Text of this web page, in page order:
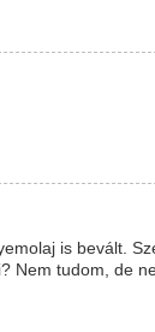
is bevált.
Nem tudom, de